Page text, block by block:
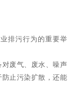
排污行为的重要举
废气、废水、噪声
止污染扩散，还能